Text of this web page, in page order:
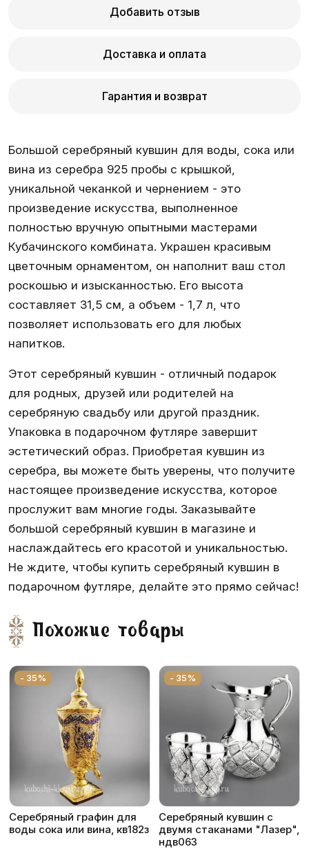
Добавить отзыв
Доставка и оплата
Гарантия и возврат
Большой серебряный кувшин для воды, сока или
вина из серебра 925 пробы с крышкой,
уникальной чеканкой и чернением - это
произведение искусства, выполненное
полностью вручную опытными мастерами
Кубачинского комбината. Украшен красивым
цветочным орнаментом, он наполнит ваш стол
роскошью и изысканностью. Его высота
составляет 31,5 см, а объем - 1,7 л, что
позволяет использовать его для любых
напитков.
Этот серебряный кувшин - отличный подарок
для родных, друзей или родителей на
серебряную свадьбу или другой праздник.
Упаковка в подарочном футляре завершит
эстетический образ. Приобретая кувшин из
серебра, вы можете быть уверены, что получите
настоящее произведение искусства, которое
прослужит вам многие годы. Заказывайте
большой серебряный кувшин в магазине и
наслаждайтесь его красотой и уникальностью.
Не ждите, чтобы купить серебряный кувшин в
подарочном футляре, делайте это прямо сейчас!
Похожие товары
- 35%
Серебряный графин для
воды сока или вина, кв182з
- 35%
Серебряный кувшин с
двумя стаканами "Лазер",
ндв063